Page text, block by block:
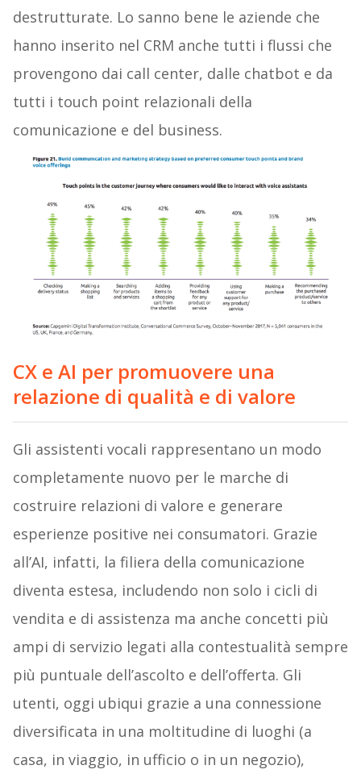
destrutturate. Lo sanno bene le aziende che
hanno inserito nel CRM anche tutti i flussi che
provengono dai call center, dalle chatbot e da
tutti i touch point relazionali della
comunicazione e del business.
CX e AI per promuovere una
relazione di qualità e di valore
Gli assistenti vocali rappresentano un modo
completamente nuovo per le marche di
costruire relazioni di valore e generare
esperienze positive nei consumatori. Grazie
all’AI, infatti, la filiera della comunicazione
diventa estesa, includendo non solo i cicli di
vendita e di assistenza ma anche concetti più
ampi di servizio legati alla contestualità sempre
più puntuale dell’ascolto e dell’offerta. Gli
utenti, oggi ubiqui grazie a una connessione
diversificata in una moltitudine di luoghi (a
casa, in viaggio, in ufficio o in un negozio),